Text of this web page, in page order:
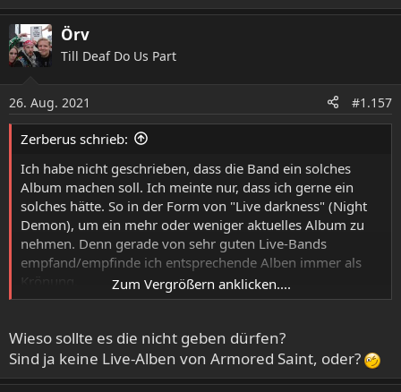
Örv
Till Deaf Do Us Part
26. Aug. 2021 #1.157
Zerberus schrieb:
Ich habe nicht geschrieben, dass die Band ein solches
Album machen soll. Ich meinte nur, dass ich gerne ein
solches hätte. So in der Form von "Live darkness" (Night
Demon), um ein mehr oder weniger aktuelles Album zu
nehmen. Denn gerade von sehr guten Live-Bands
empfand/empfinde ich entsprechende Alben immer als
Krönung.
Nach Deiner These dürfte es ja "Live after death", "Priest
geben. Ich fände das schade - gelinde gasagt.
Zum Vergrößern anklicken....
Wieso sollte es die nicht geben dürfen?
Sind ja keine Live-Alben von Armored Saint, oder?